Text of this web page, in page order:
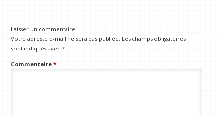
Laisser un commentaire
Votre adresse e-mail ne sera pas publiée. Les champs obligatoires
sont indiqués avec*
Commentaire*